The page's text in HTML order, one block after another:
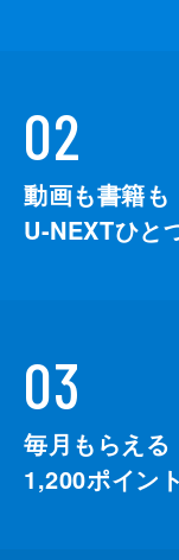
02
動画も書籍も
U-NEXTひと
03
毎月もらえる
1,200ポイン